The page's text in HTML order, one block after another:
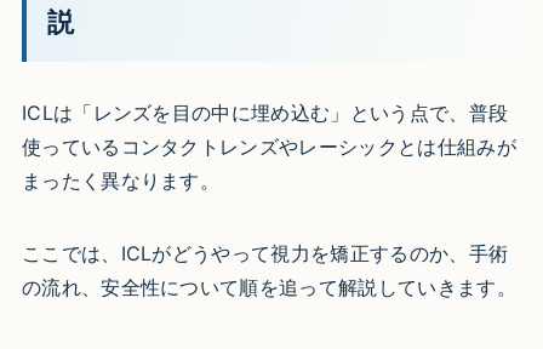
説
ICLは「レンズを目の中に埋め込む」という点で、普段
使っているコンタクトレンズやレーシックとは仕組みが
まったく異なります。
ここでは、ICLがどうやって視力を矯正するのか、手術
の流れ、安全性について順を追って解説していきます。